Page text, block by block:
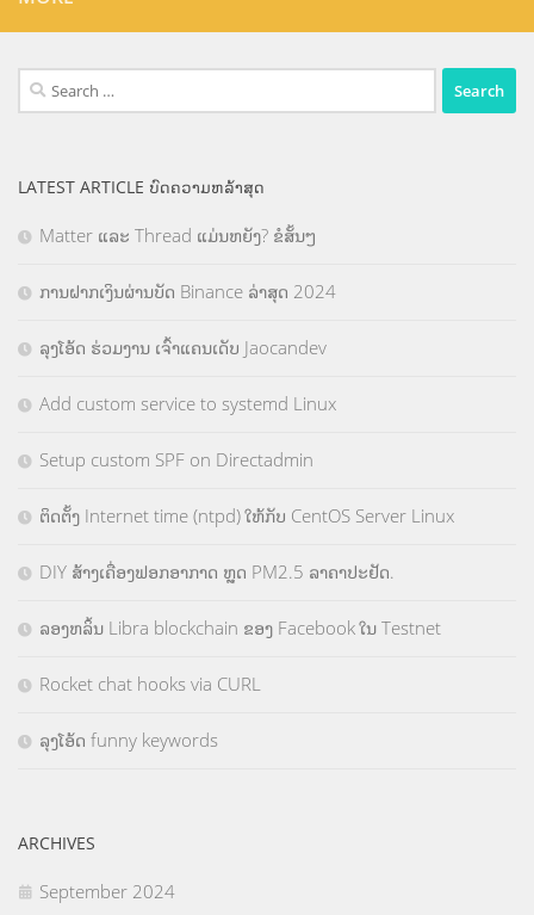
Search
for:
LATEST ARTICLE ບົດຄວາມຫລ້າສຸດ
Matter ແລະ Thread ແມ່ນຫຍັງ? ຂໍສັ້ນໆ
ການຝາກເງິນຜ່ານບັດ Binance ລ່າສຸດ 2024
ລຸງໂອ້ດ ຮ່ວມງານ ເຈົ້າແຄນເດັບ Jaocandev
Add custom service to systemd Linux
Setup custom SPF on Directadmin
ຕິດຕັ້ງ Internet time (ntpd) ໃຫ້ກັບ CentOS Server Linux
DIY ສ້າງເຄື່ອງຟອກອາກາດ ຫຼຸດ PM2.5 ລາຄາປະຢັດ.
ລອງຫລິ້ນ Libra blockchain ຂອງ Facebook ໃນ Testnet
Rocket chat hooks via CURL
ລຸງໂອ້ດ funny keywords
ARCHIVES
September 2024